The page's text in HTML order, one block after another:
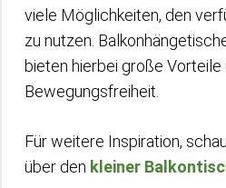
viele Möglichkeiten, den
zu nutzen.
bieten hierbei große
Bewegungsfreiheit.
Für weitere Inspiration,
über den kleiner